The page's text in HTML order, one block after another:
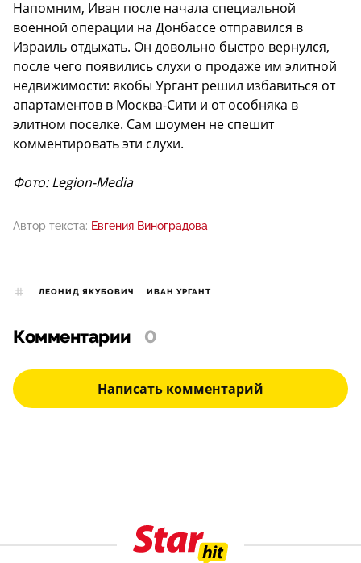
Напомним, Иван после начала специальной
военной операции на Донбассе отправился в
Израиль отдыхать. Он довольно быстро вернулся,
после чего появились слухи о продаже им элитной
недвижимости: якобы Ургант решил избавиться от
апартаментов в Москва-Сити и от особняка в
элитном поселке. Сам шоумен не спешит
комментировать эти слухи.
Фото: Legion-Media
Автор текста: Евгения Виноградова
ЛЕОНИД ЯКУБОВИЧ ИВАН УРГАНТ
Комментарии 0
Написать комментарий